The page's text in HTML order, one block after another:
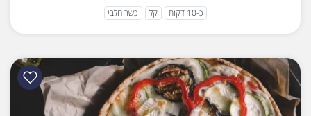
כ-10 דקות קל כשר חלבי